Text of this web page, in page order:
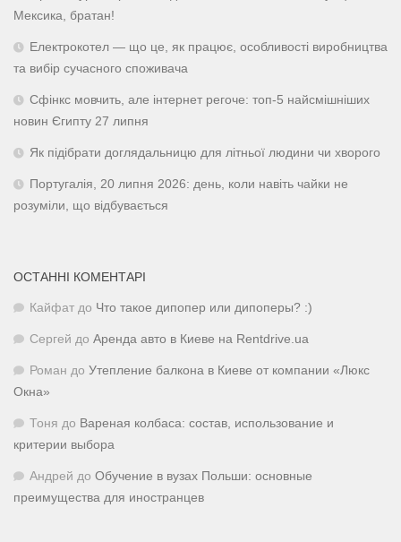
Мексика, братан!
Електрокотел — що це, як працює, особливості виробництва
та вибір сучасного споживача
Сфінкс мовчить, але інтернет регоче: топ-5 найсмішніших
новин Єгипту 27 липня
Як підібрати доглядальницю для літньої людини чи хворого
Португалія, 20 липня 2026: день, коли навіть чайки не
розуміли, що відбувається
ОСТАННІ КОМЕНТАРІ
Кайфат до Что такое дипопер или дипоперы? :)
Сергей до Аренда авто в Киеве на Rentdrive.ua
Роман до Утепление балкона в Киеве от компании «Люкс
Окна»
Тоня до Вареная колбаса: состав, использование и
критерии выбора
Андрей до Обучение в вузах Польши: основные
преимущества для иностранцев